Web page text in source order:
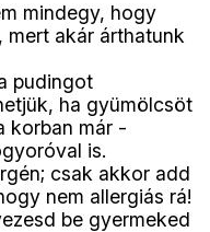
mindegy, hogy
mert akár árthatunk
pudingot
ha gyümölcsöt
korban már -
is.
csak akkor add
nem allergiás rá!
be gyermeked